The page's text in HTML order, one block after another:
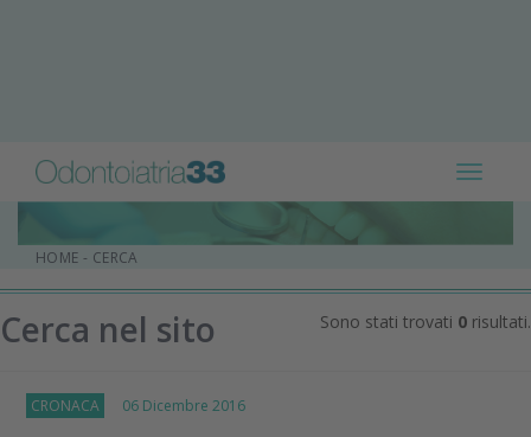
Toggle
HOME - CERCA
Cerca nel sito Sono stati trovati 0 risultati.
CRONACA 06 Dicembre 2016